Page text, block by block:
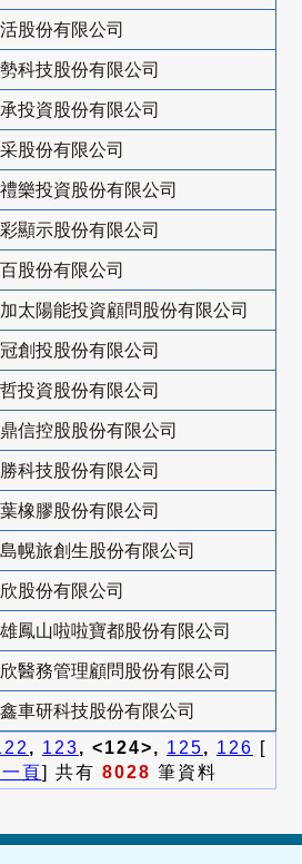
股份有限公司
科技股份有限公司
投資股份有限公司
股份有限公司
樂投資股份有限公司
顯示股份有限公司
股份有限公司
太陽能投資顧問股份有限公司
創投股份有限公司
投資股份有限公司
信控股股份有限公司
科技股份有限公司
橡膠股份有限公司
幌旅創生股份有限公司
股份有限公司
鳳山啦啦寶都股份有限公司
醫務管理顧問股份有限公司
車研科技股份有限公司
, 123, <124>, 125, 126 [
頁] 共有 8028 筆資料